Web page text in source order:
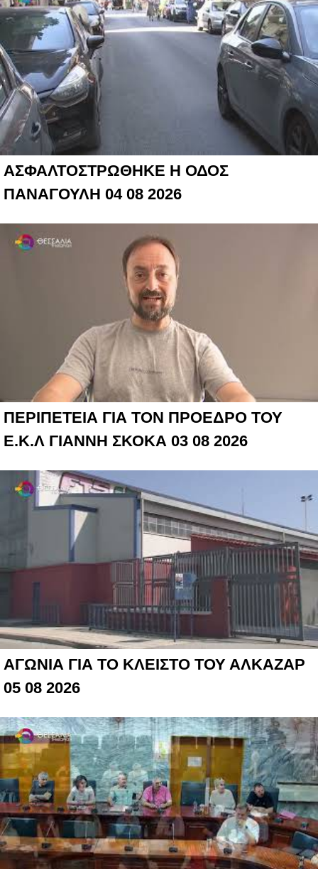
ΑΣΦΑΛΤΟΣΤΡΩΘΗΚΕ Η ΟΔΟΣ
ΠΑΝΑΓΟΥΛΗ 04 08 2026
ΠΕΡΙΠΕΤΕΙΑ ΓΙΑ ΤΟΝ ΠΡΟΕΔΡΟ ΤΟΥ
Ε.Κ.Λ ΓΙΑΝΝΗ ΣΚΟΚΑ 03 08 2026
ΑΓΩΝΙΑ ΓΙΑ ΤΟ ΚΛΕΙΣΤΟ ΤΟΥ ΑΛΚΑΖΑΡ
05 08 2026